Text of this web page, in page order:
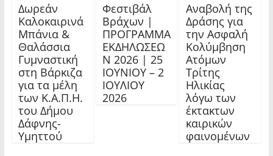
Δωρεάν
Καλοκαιρινά
Μπάνια &
Θαλάσσια
Γυμναστική
στη Βάρκιζα
για τα μέλη
των Κ.Α.Π.Η.
του Δήμου
Δάφνης-
Υμηττού
Φεστιβάλ
Βράχων |
ΠΡΟΓΡΑΜΜΑ
ΕΚΔΗΛΩΣΕΩ
Ν 2026 | 25
ΙΟΥΝΙΟΥ – 2
ΙΟΥΛΙΟΥ
2026
Αναβολή της
Δράσης για
την Ασφαλή
Κολύμβηση
Ατόμων
Τρίτης
Ηλικίας
λόγω των
έκτακτων
καιρικών
φαινομένων